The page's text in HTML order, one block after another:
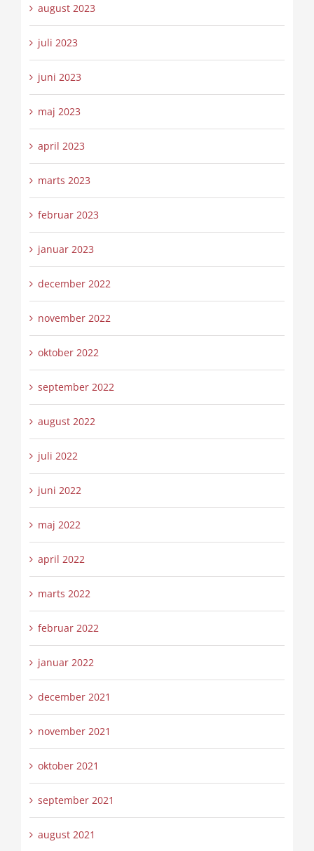
august 2023
juli 2023
juni 2023
maj 2023
april 2023
marts 2023
februar 2023
januar 2023
december 2022
november 2022
oktober 2022
september 2022
august 2022
juli 2022
juni 2022
maj 2022
april 2022
marts 2022
februar 2022
januar 2022
december 2021
november 2021
oktober 2021
september 2021
august 2021